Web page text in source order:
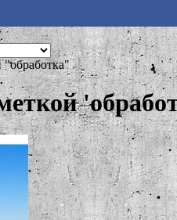
"обработка"